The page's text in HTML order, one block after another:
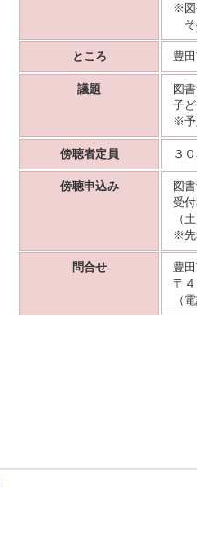
※図
そ
ところ 豊
議題
図
子
※予
傍聴者定員 ３
傍聴申込み
図
受
（
※先
問合せ
豊
〒
（